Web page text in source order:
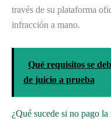
través de su plataforma
infracción a mano.
Qué requisitos se
de juicio a prueba
¿Qué sucede si no pago